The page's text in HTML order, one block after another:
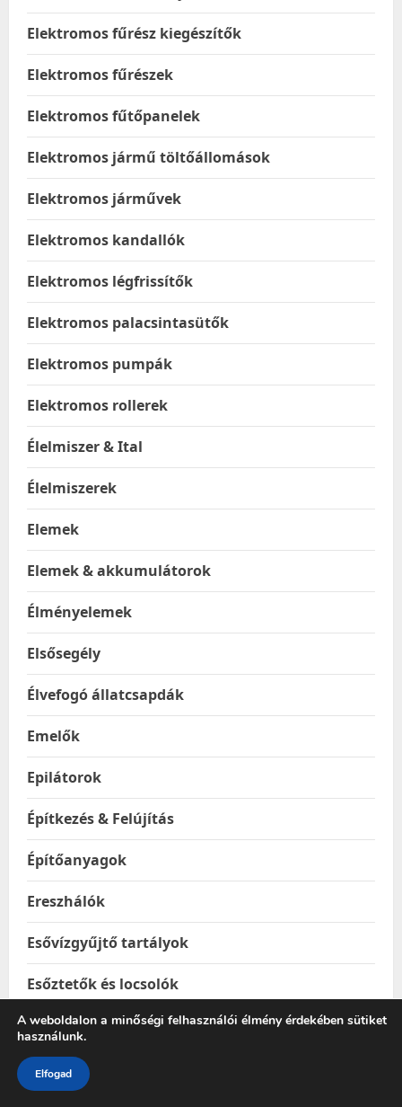
Elektromos fűrész kiegészítők
Elektromos fűrészek
Elektromos fűtőpanelek
Elektromos jármű töltőállomások
Elektromos járművek
Elektromos kandallók
Elektromos légfrissítők
Elektromos palacsintasütők
Elektromos pumpák
Elektromos rollerek
Élelmiszer & Ital
Élelmiszerek
Elemek
Elemek & akkumulátorok
Élményelemek
Elsősegély
Élvefogó állatcsapdák
Emelők
Epilátorok
Építkezés & Felújítás
Építőanyagok
Ereszhálók
Esővízgyűjtő tartályok
Esőztetők és locsolók
Étel & Ital hordozók
Étel melegentartók
A weboldalon a minőségi felhasználói élmény érdekében sütiket
használunk.
Elfogad